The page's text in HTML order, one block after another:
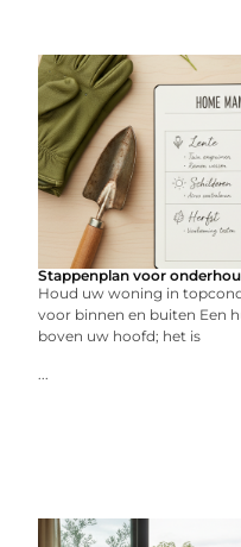
Stappenplan voor
Houd uw woning in
voor binnen en buiten Een
boven uw hoofd; het is
...